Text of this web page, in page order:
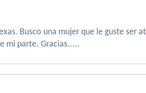
Busco una mujer que le guste ser
mi parte. Gracias.....